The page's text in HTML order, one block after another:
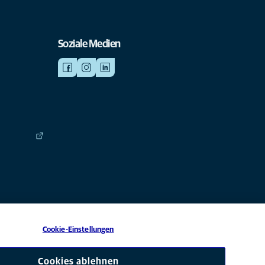
Soziale Medien
eine Tochtergesellschaft von Mars, Inc © 2026
Cookie-Einstellungen
Cookies ablehnen